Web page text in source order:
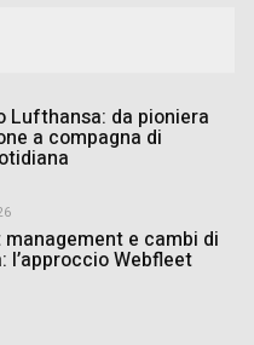
Lufthansa: da pioniera
a compagna di
management e cambi di
l’approccio Webfleet